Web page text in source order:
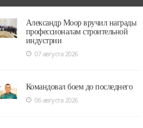
Александр Моор вручил награды
профессионалам строительной
индустрии
07 августа 2026
Командовал боем до последнего
06 августа 2026